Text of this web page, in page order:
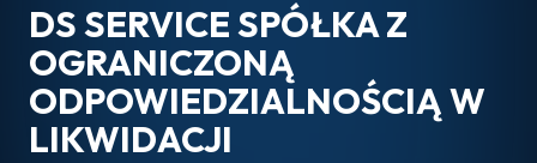
DS SERVICE SPÓŁKA Z
OGRANICZONĄ
ODPOWIEDZIALNOŚCIĄ W
LIKWIDACJI